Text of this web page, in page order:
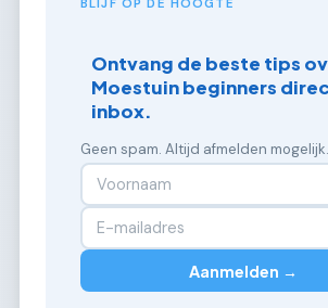
BLIJF OP DE HOOGTE
Ontvang de beste tips
Moestuin beginners
inbox.
Geen spam. Altijd afmelden mogelijk.
Aanmelden →